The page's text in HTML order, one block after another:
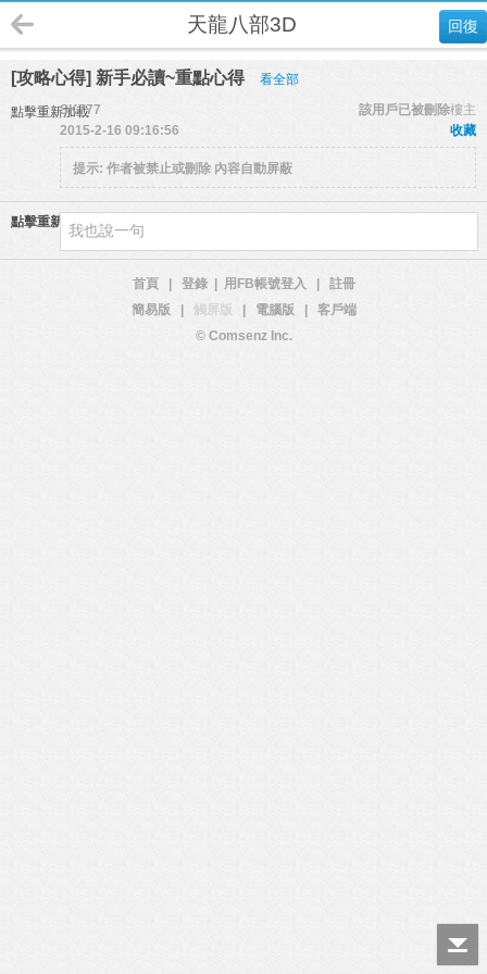
回復
天龍八部3D
[攻略心得] 新手必讀~重點心得 看全部
點擊重新加載 樓主
SK777
該用戶已被刪除
收藏
2015-2-16 09:16:56
提示: 作者被禁止或刪除 內容自動屏蔽
點擊重新加載
首頁 登錄 用FB帳號登入
註冊
簡易版
觸屏版 電腦版
客戶端
© Comsenz Inc.